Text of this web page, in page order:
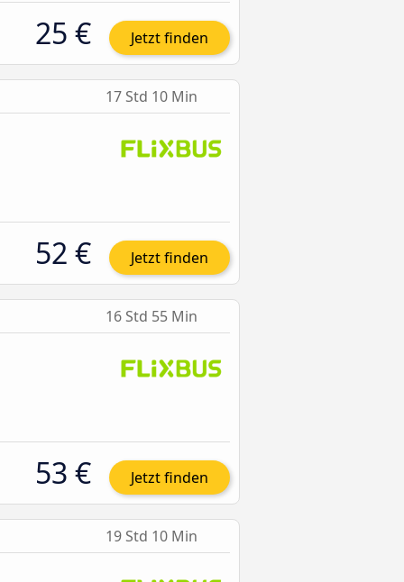
25 € Jetzt finden
17 Std 10 Min
52 € Jetzt finden
16 Std 55 Min
53 € Jetzt finden
19 Std 10 Min